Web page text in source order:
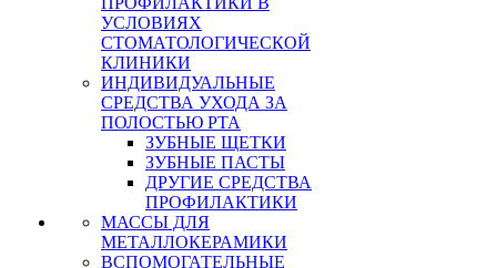
УСЛОВИЯХ
СТОМАТОЛОГИЧЕСКОЙ
КЛИНИКИ
ИНДИВИДУАЛЬНЫЕ
СРЕДСТВА УХОДА ЗА
ПОЛОСТЬЮ РТА
ЗУБНЫЕ ЩЕТКИ
ЗУБНЫЕ ПАСТЫ
ДРУГИЕ СРЕДСТВА
ПРОФИЛАКТИКИ
МАССЫ ДЛЯ
МЕТАЛЛОКЕРАМИКИ
ВСПОМОГАТЕЛЬНЫЕ